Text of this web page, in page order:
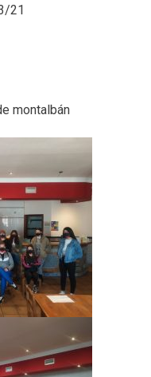
21
montalbán